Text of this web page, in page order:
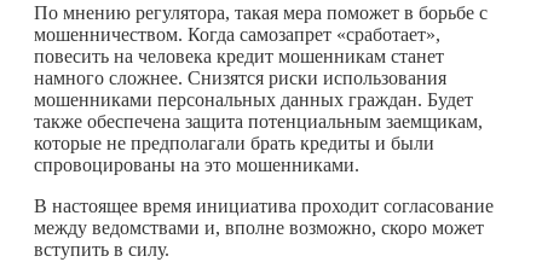
По мнению регулятора, такая мера поможет в борьбе с
мошенничеством. Когда самозапрет «сработает»,
повесить на человека кредит мошенникам станет
намного сложнее. Снизятся риски использования
мошенниками персональных данных граждан. Будет
также обеспечена защита потенциальным заемщикам,
которые не предполагали брать кредиты и были
спровоцированы на это мошенниками.
В настоящее время инициатива проходит согласование
между ведомствами и, вполне возможно, скоро может
вступить в силу.